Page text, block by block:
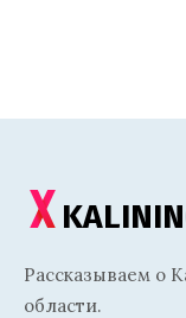
Рассказываем о
области.